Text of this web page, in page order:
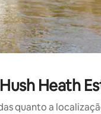
Heath
quanto a